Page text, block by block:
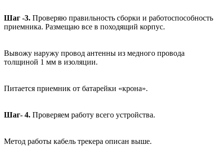
Шаг -3. Проверяю правильность сборки и работоспособность
приемника. Размещаю все в походящий корпус.
Вывожу наружу провод антенны из медного провода
толщиной 1 мм в изоляции.
Питается приемник от батарейки «крона».
Шаг- 4. Проверяем работу всего устройства.
Метод работы кабель трекера описан выше.